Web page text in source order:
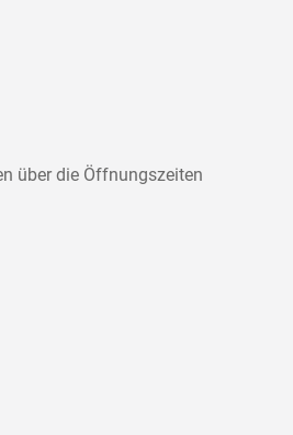
über die Öffnungszeiten